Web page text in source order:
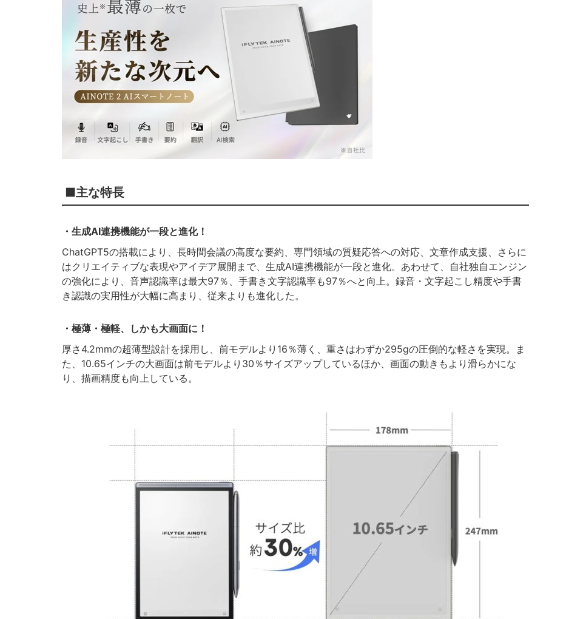
■主な特長
・生成AI連携機能が一段と進化！
ChatGPT5の搭載により、長時間会議の高度な要約、専門領域の質疑応答への対応、文章作成支援、さらに
はクリエイティブな表現やアイデア展開まで、生成AI連携機能が一段と進化。あわせて、自社独自エンジン
の強化により、音声認識率は最大97％、手書き文字認識率も97％へと向上。録音・文字起こし精度や手書
き認識の実用性が大幅に高まり、従来よりも進化した。
・極薄・極軽、しかも大画面に！
厚さ4.2mmの超薄型設計を採用し、前モデルより16％薄く、重さはわずか295gの圧倒的な軽さを実現。ま
た、10.65インチの大画面は前モデルより30％サイズアップしているほか、画面の動きもより滑らかにな
り、描画精度も向上している。